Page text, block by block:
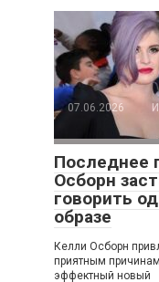
07.06.2026
Последнее
Осборн
говорить
образе
Келли Осборн
приятным
эффектный новый